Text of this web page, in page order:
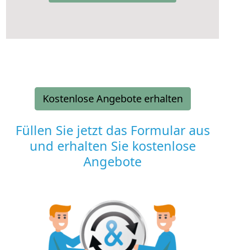
Kostenlose Angebote erhalten
Füllen Sie jetzt das Formular aus
und erhalten Sie kostenlose
Angebote